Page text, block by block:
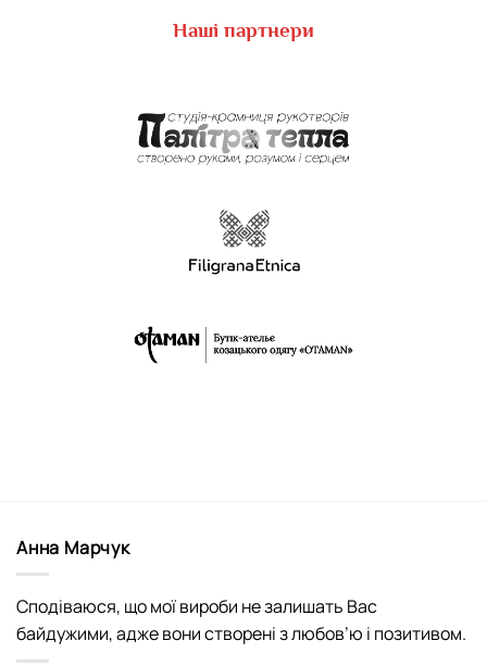
Наші партнери
Анна Марчук
Сподіваюся, що мої вироби не залишать Вас
байдужими, адже вони створені з любов’ю і позитивом.